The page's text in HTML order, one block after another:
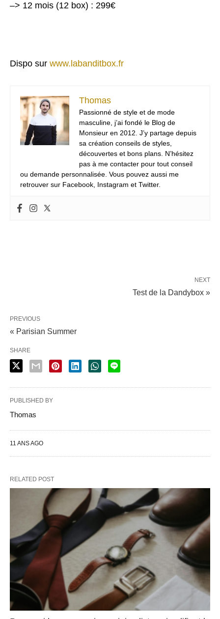
–> 12 mois (12 box) : 299€
Dispo sur www.labanditbox.fr
Thomas
Passionné de style et de mode
masculine, j’ai fondé le Blog de
Monsieur en 2012. J’y partage depuis
sa création conseils de styles,
découvertes et bons plans. N’hésitez
pas à me contacter pour tout conseil
ou demande personnalisée. Vous pouvez aussi me
retrouver sur Facebook, Instagram et Twitter.
NEXT
Test de la Dandybox »
PREVIOUS
« Parisian Summer
SHARE
PUBLISHED BY
Thomas
11 ANS AGO
RELATED POST